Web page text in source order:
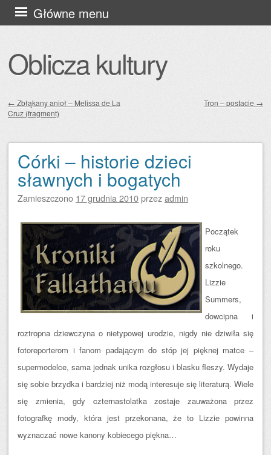
Oblicza kultury
Główne menu
Przejdź
do
Zobacz wpisy
← Zbłąkany anioł – Melissa de La
Cruz (fragment)
Tron – postacie →
Córki – historie dzieci
sławnych i bogatych
Zamieszczono 17 grudnia 2010przezadmin
Początek
roku
szkolnego.
Lizzie
Summers,
dowcipna i
roztropna dziewczyna o nietypowej urodzie, nigdy nie dziwiła się
fotoreporterom i fanom padającym do stóp jej pięknej matce –
supermodelce, sama jednak unika rozgłosu i blasku fleszy. Wydaje
się sobie brzydka i bardziej niż modą interesuje się literaturą. Wiele
się zmienia, gdy czternastolatka zostaje zauważona przez
fotografkę mody, która jest przekonana, że to Lizzie powinna
wyznaczać nowe kanony kobiecego piękna…